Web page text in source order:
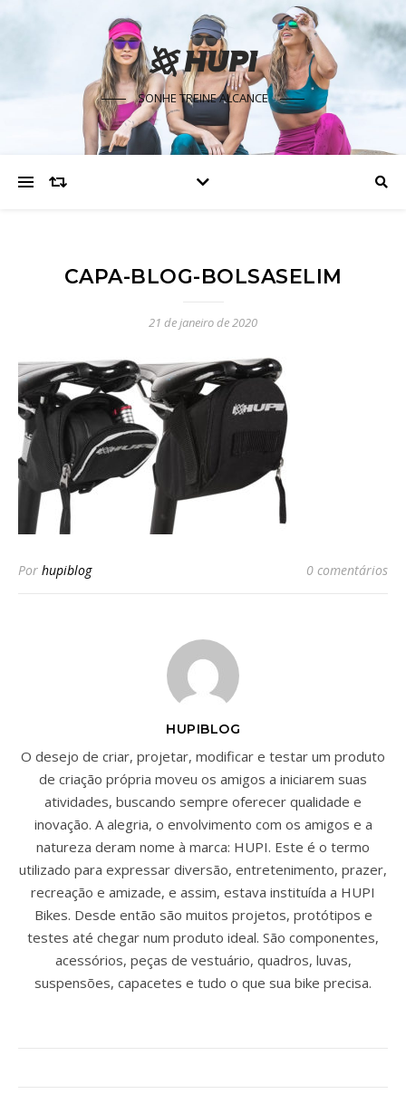
SONHE TREINE ALCANCE
CAPA-BLOG-BOLSASELIM
21 de janeiro de 2020
Por hupiblog 0 comentários
HUPIBLOG
O desejo de criar, projetar, modificar e testar um produto
de criação própria moveu os amigos a iniciarem suas
atividades, buscando sempre oferecer qualidade e
inovação. A alegria, o envolvimento com os amigos e a
natureza deram nome à marca: HUPI. Este é o termo
utilizado para expressar diversão, entretenimento, prazer,
recreação e amizade, e assim, estava instituída a HUPI
Bikes. Desde então são muitos projetos, protótipos e
testes até chegar num produto ideal. São componentes,
acessórios, peças de vestuário, quadros, luvas,
suspensões, capacetes e tudo o que sua bike precisa.